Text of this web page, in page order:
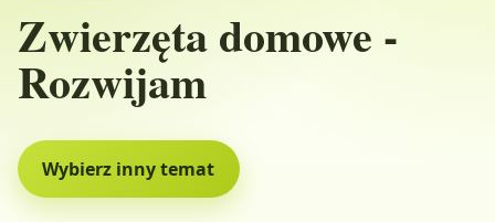
Zwierzęta domowe -
Rozwijam
Wybierz inny temat